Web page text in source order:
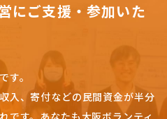
にご支援・参加いた
す。
入、寄付などの民間資金が半分
です。 あなたも大阪ボランティ